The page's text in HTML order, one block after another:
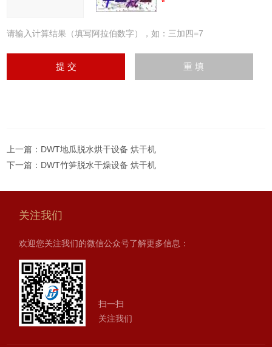
请输入计算结果（填写阿拉伯数字），如：三加四=7
上一篇： DWT地瓜脱水烘干设备 烘干机
下一篇： DWT竹笋脱水干燥设备 烘干机
关注我们
欢迎您关注我们的微信公众号了解更多信息：
扫一扫
关注我们